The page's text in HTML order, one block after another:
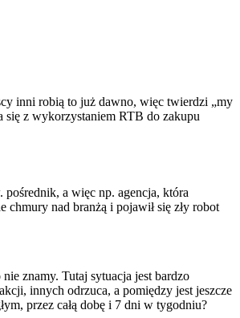
inni robią to już dawno, więc twierdzi „my
się z wykorzystaniem RTB do zakupu
a więc np. agencja, która
chmury nad branżą i pojawił się zły robot
znamy. Tutaj sytuacja jest bardzo
innych odrzuca, a pomiędzy jest jeszcze
przez całą dobę i 7 dni w tygodniu?